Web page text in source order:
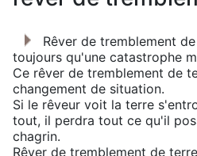
Rêver de tremblement
toujours qu'une catastrophe
Ce rêver de tremblement de
changement de situation.
Si le rêveur voit la terre
tout, il perdra tout ce qu'il
chagrin.
Rêver de tremblement de